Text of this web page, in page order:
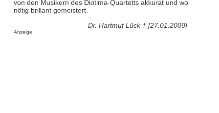
von den Musikern des Diotima-Quartetts akkurat und wo
nötig brillant gemeistert.
Dr. Hartmut Lück † [27.01.2009]
Anzeige